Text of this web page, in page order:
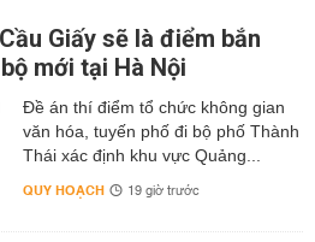
Giấy sẽ là điểm bắn
mới tại Hà Nội
Đề án thí điểm tổ chức không gian
văn hóa, tuyến phố đi bộ phố Thành
Thái xác định khu vực Quảng...
QUY HOẠCH 19 giờ trước